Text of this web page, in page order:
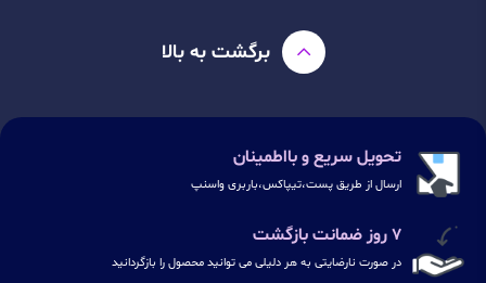
برگشت به بالا
تحویل سریع و بااطمینان
ارسال از طریق پست،تیپاکس،باربری واسنپ
۷ روز ضمانت بازگشت
در صورت نارضایتی به هر دلیلی می توانید محصول را بازگردانید